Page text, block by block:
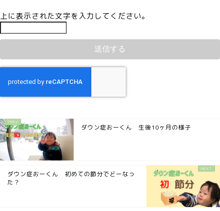
上に表示された文字を入力してください。
ダウン症おーくん 生後10ヶ月の様子
ダウン症おーくん 初めての節分でどーなっ
た？